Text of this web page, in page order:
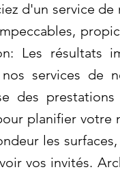
d'un service
Les résultats
services de
des
planifier
les
vos invités.